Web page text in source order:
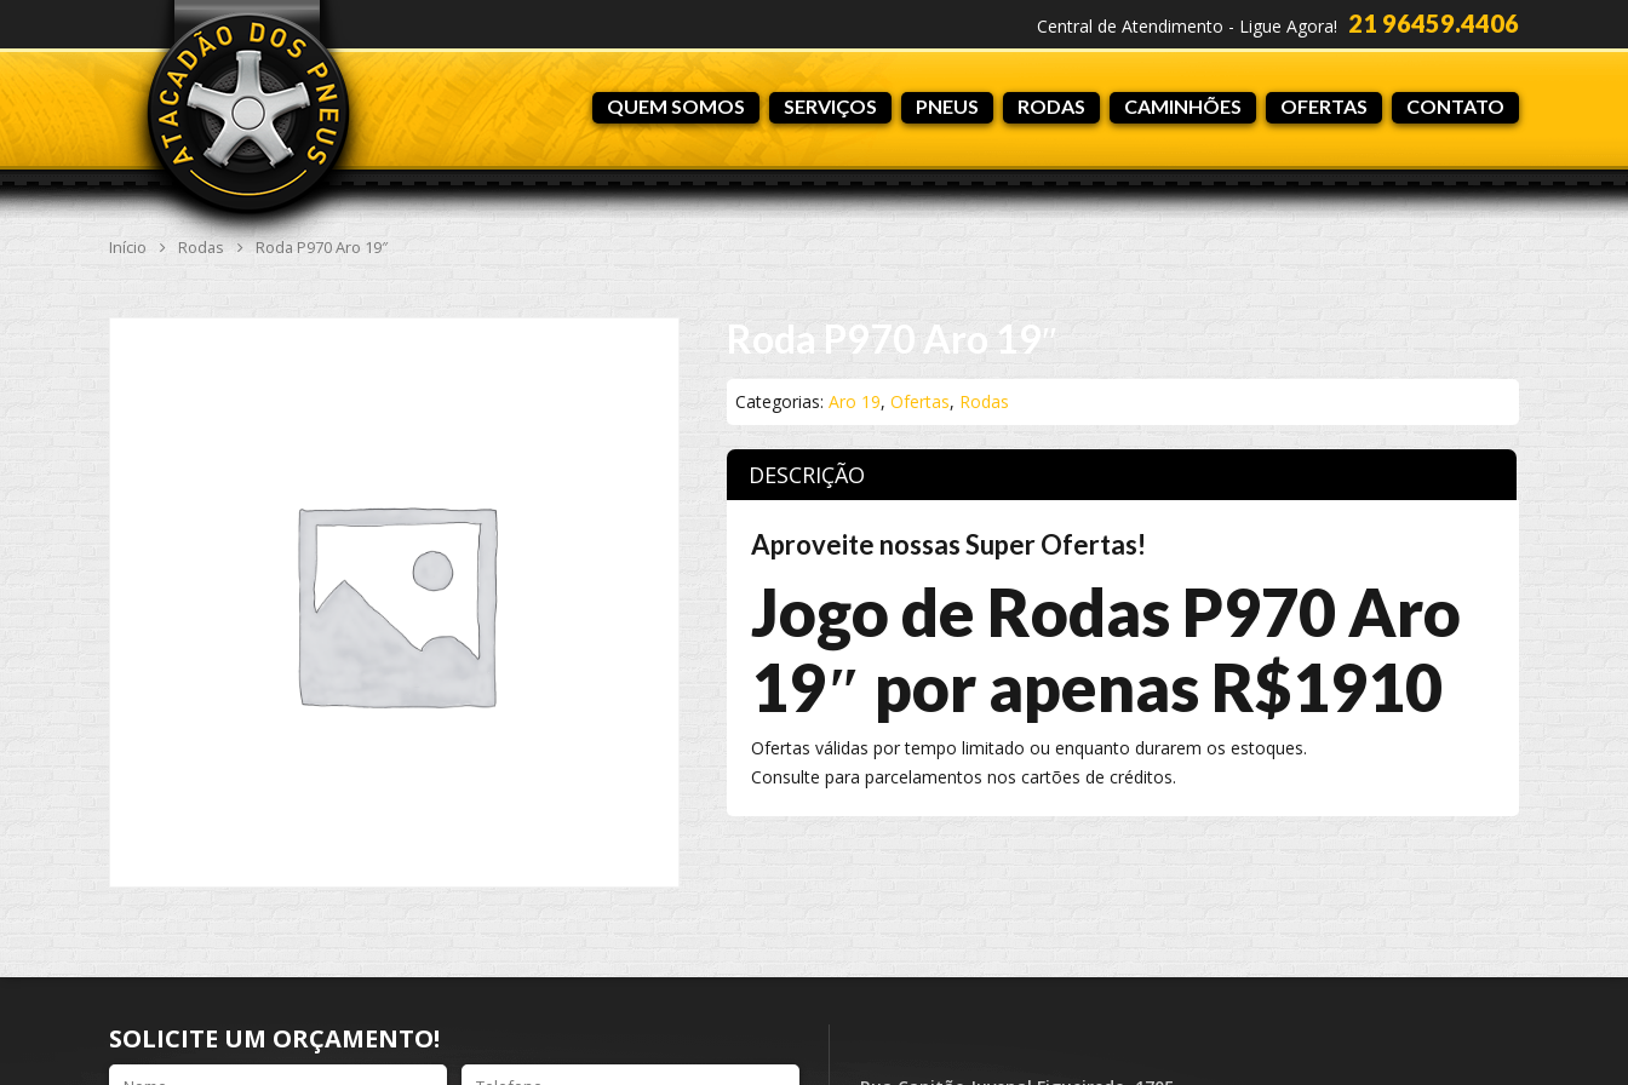
Central de Atendimento - Ligue Agora! 21 96459.4406
QUEM SOMOS SERVIÇOS PNEUS RODAS CAMINHÕES OFERTAS CONTATO
Início Rodas Roda P970 Aro 19″
Roda P970 Aro 19″
Categorias: Aro 19, Ofertas, Rodas
DESCRIÇÃO
Aproveite nossas Super Ofertas!
Jogo de Rodas P970 Aro
19″ por apenas R$1910
Ofertas válidas por tempo limitado ou enquanto durarem os estoques.
Consulte para parcelamentos nos cartões de créditos.
SOLICITE UM ORÇAMENTO!